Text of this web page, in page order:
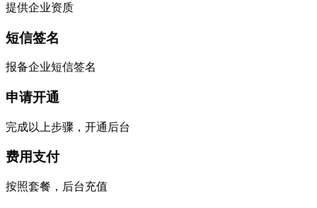
提供企业资质
短信签名
报备企业短信签名
申请开通
完成以上步骤，开通后台
费用支付
按照套餐，后台充值